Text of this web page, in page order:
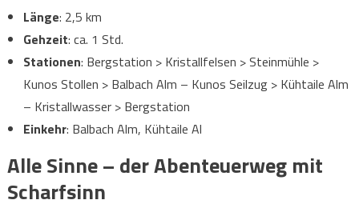
Länge: 2,5 km
Gehzeit: ca. 1 Std.
Stationen: Bergstation > Kristallfelsen > Steinmühle >
Kunos Stollen > Balbach Alm – Kunos Seilzug > Kühtaile Alm
– Kristallwasser > Bergstation
Einkehr: Balbach Alm, Kühtaile Al
Alle Sinne – der Abenteuerweg mit
Scharfsinn